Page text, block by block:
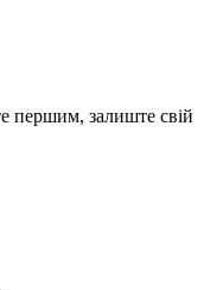
першим, залиште свій